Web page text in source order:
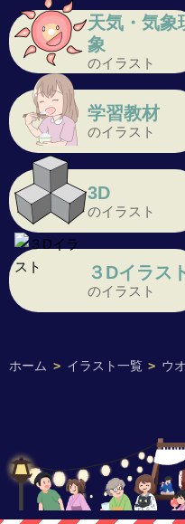
ホーム > イラスト一覧 > ウ
天気・気象
象
のイラスト
学習教材
のイラスト
3D
のイラスト
３Dイラス
のイラスト